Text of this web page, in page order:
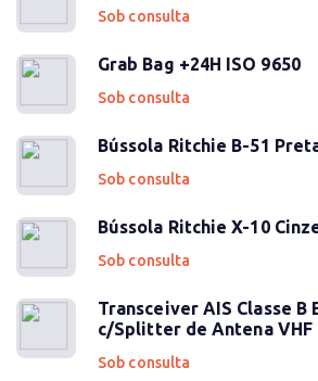
Sob consulta
Grab Bag +24H ISO 9650
Sob consulta
Bússola Ritchie B-51
Sob consulta
Bússola Ritchie X-10
Sob consulta
Transceiver AIS Classe B
c/Splitter de Antena VHF
Sob consulta